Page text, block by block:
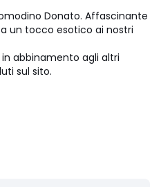
Donato. Affascinante
un tocco esotico ai nostri
abbinamento agli altri
sul sito.
finitura con vernice